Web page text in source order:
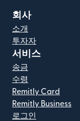
회사
소개
투자자
서비스
송금
수령
Remitly Card
Remitly Business
로그인